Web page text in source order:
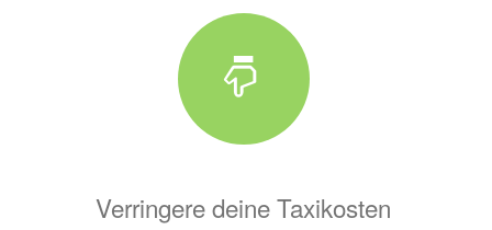
Verringere deine Taxikosten